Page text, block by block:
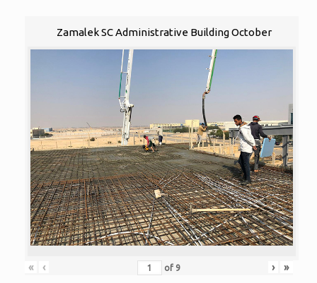
Zamalek SC Administrative Building October
« ‹ of 9 › »